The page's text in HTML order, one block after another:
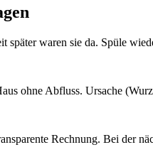
später waren sie da. Spüle
ohne Abfluss. Ursache
Rechnung. Bei der